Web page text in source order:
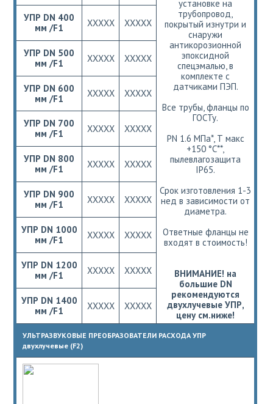
установке на
трубопровод,
покрытый изнутри и
снаружи
антикорозионной
эпоксидной
спецэмалью, в
комплекте с
датчиками ПЭП.
Все трубы, фланцы по
ГОСТу.
РN 1.6 МПа*, Т макс
+150 °С**,
пылевлагозащита
IP65.
Срок изготовления 1-3
нед в зависимости от
диаметра.
Ответные фланцы не
входят в стоимость!
ВНИМАНИЕ! на
большие DN
рекомендуются
двухлучевые УПР,
цену см.ниже!
УПР DN 400
мм /F1
ХХХХХ ХХХХХ
УПР DN 500
мм /F1
ХХХХХ ХХХХХ
УПР DN 600
мм /F1
ХХХХХ ХХХХХ
УПР DN 700
мм /F1
ХХХХХ ХХХХХ
УПР DN 800
мм /F1
ХХХХХ ХХХХХ
УПР DN 900
мм /F1
ХХХХХ ХХХХХ
УПР DN 1000
мм /F1
ХХХХХ ХХХХХ
УПР DN 1200
мм /F1
ХХХХХ ХХХХХ
УПР DN 1400
мм /F1
ХХХХХ ХХХХХ
УЛЬТРАЗВУКОВЫЕ ПРЕОБРАЗОВАТЕЛИ РАСХОДА УПР
двухлучевые (F2)